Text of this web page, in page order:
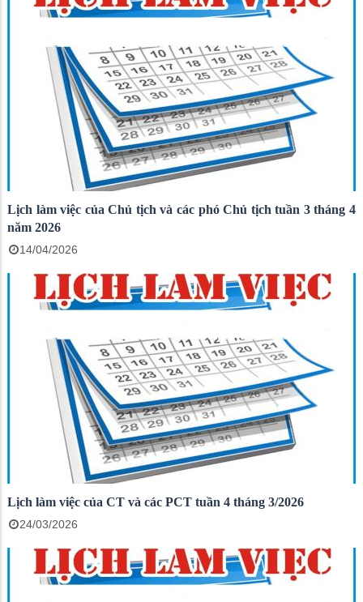
Lịch làm việc của Chủ tịch và các phó Chủ tịch tuần 3 tháng 4
năm 2026
14/04/2026
Lịch làm việc của CT và các PCT tuần 4 tháng 3/2026
24/03/2026